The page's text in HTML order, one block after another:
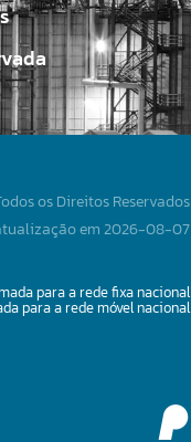
os Direitos Reservados
em 2026-08-07
para a rede fixa nacional
para a rede móvel nacional